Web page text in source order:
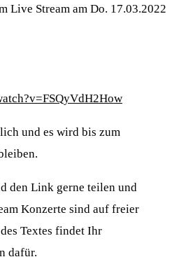
Live Stream am Do. 17.03.2022
und es wird bis zum
den Link gerne teilen und
Konzerte sind auf freier
Textes findet Ihr
dafür.